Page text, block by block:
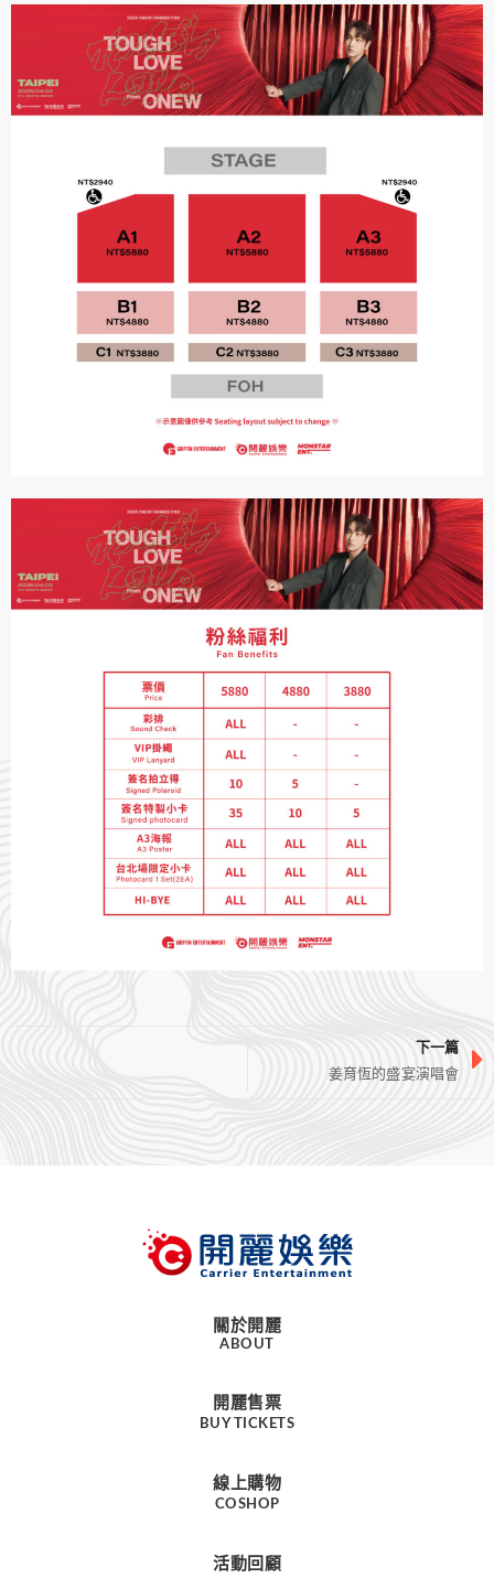
下一篇
姜育恆的盛宴演唱會
關於開麗
ABOUT
開麗售票
BUY TICKETS
線上購物
COSHOP
活動回顧